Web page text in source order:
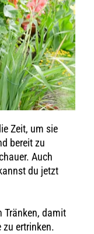
Zeit, um sie
bereit zu
Auch
du jetzt
Tränken, damit
zu ertrinken.